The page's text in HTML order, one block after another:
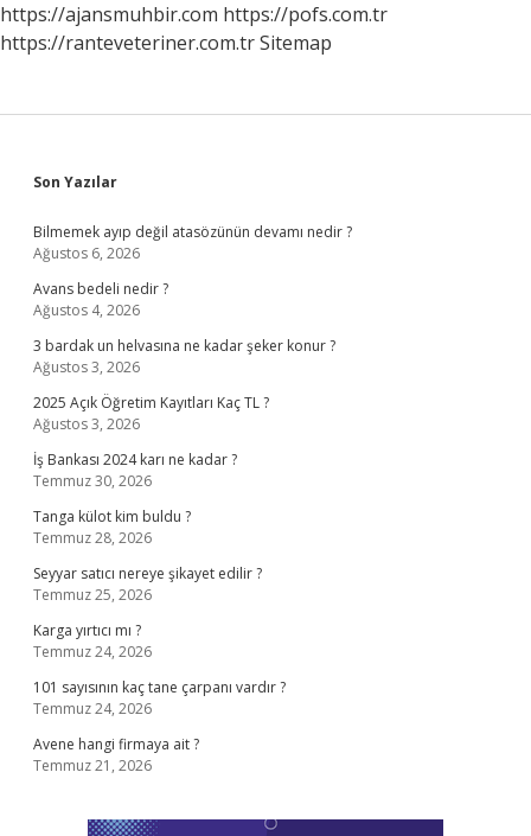
https://ajansmuhbir.com https://pofs.com.tr
https://ranteveteriner.com.trSitemap
Sidebar
Son Yazılar
Bilmemek ayıp değil atasözünün devamı nedir ?
Ağustos 6, 2026
Avans bedeli nedir ?
Ağustos 4, 2026
3 bardak un helvasına ne kadar şeker konur ?
Ağustos 3, 2026
2025 Açık Öğretim Kayıtları Kaç TL ?
Ağustos 3, 2026
İş Bankası 2024 karı ne kadar ?
Temmuz 30, 2026
Tanga külot kim buldu ?
Temmuz 28, 2026
Seyyar satıcı nereye şikayet edilir ?
Temmuz 25, 2026
Karga yırtıcı mı ?
Temmuz 24, 2026
101 sayısının kaç tane çarpanı vardır ?
Temmuz 24, 2026
Avene hangi firmaya ait ?
Temmuz 21, 2026